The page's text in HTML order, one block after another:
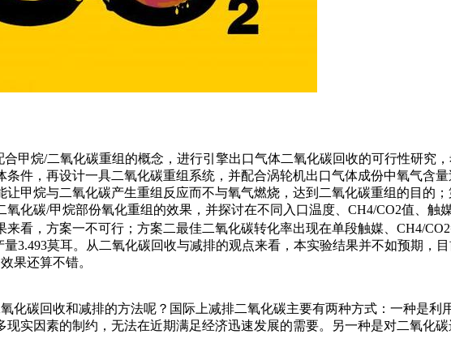
甲烷/二氧化碳重组的概念，进行引擎出口气体二氧化碳回收的可行性研究
件，再设计一具二氧化碳重组系统，并配合涡轮机出口气体成份中氧气含
甲烷与二氧化碳产生重组反应而不与氧气燃烧，达到二氧化碳重组的目的
化碳/甲烷部份氧化重组的效果，并探讨在不同入口温度、CH4/CO2值、触
看，方案一不可行；方案二最佳二氧化碳转化率出现在单段触媒、CH4/
3.493莫耳。从二氧化碳回收与减排的观点来看，本实验结果并不如预期，
果还算不错。
碳回收和减排的方法呢？国际上减排二氧化碳主要有两种方式：一种是利
实因素的制约，无法在近期满足经济迅速发展的需要。另一种是对二氧化